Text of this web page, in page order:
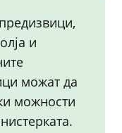
и
можат да
можности